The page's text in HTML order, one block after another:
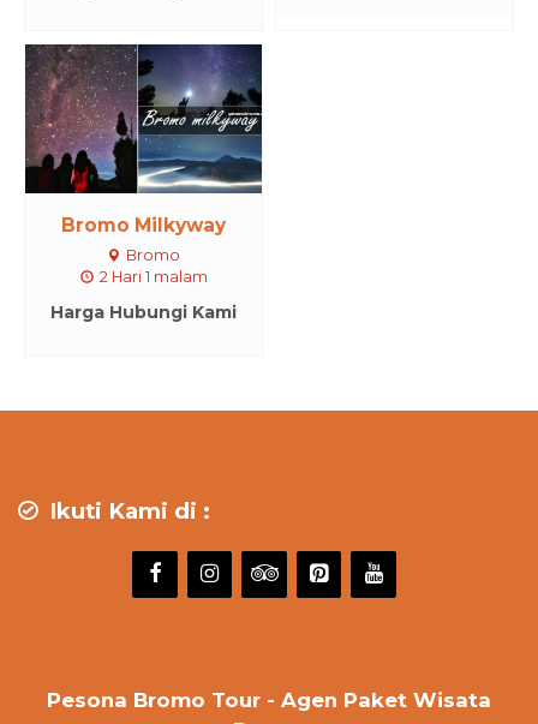
Bromo Milkyway
Bromo
2 Hari 1 malam
Harga Hubungi Kami
Ikuti Kami di :
Pesona Bromo Tour - Agen Paket Wisata